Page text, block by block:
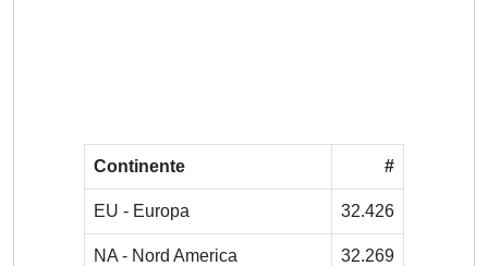
Continente #
EU - Europa 32.426
NA - Nord America 32.269